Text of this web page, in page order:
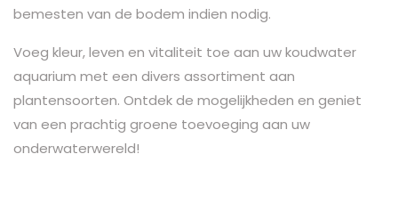
bemesten van de bodem indien nodig.
Voeg kleur, leven en vitaliteit toe aan uw koudwater
aquarium met een divers assortiment aan
plantensoorten. Ontdek de mogelijkheden en geniet
van een prachtig groene toevoeging aan uw
onderwaterwereld!